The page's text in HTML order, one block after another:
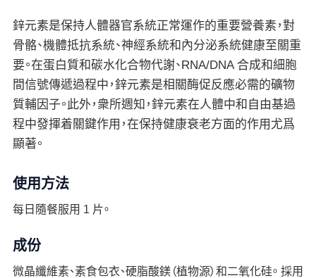
鋅元素是保持人體器官系統正常運作的重要營養素，對
骨骼、機體抵抗系統、神經系統和內分泌系統健康至關重
要。在蛋白質和碳水化合物代謝、RNA/DNA 合成和細胞
間信號傳遞過程中，鋅元素是相關酶促反應必需的礦物
質輔因子。此外，衆所週知，鋅元素在人體中和自由基過
程中發揮着關鍵作用，在保持健康衰老方面的作用尤爲
顯著。
使用方法
每日隨餐服用 1 片。
成份
微晶纖維素、素食包衣、硬脂酸鎂（植物源）和二氧化硅。 採用